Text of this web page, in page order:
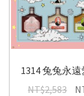
1314 兔兔永
NT$2,583